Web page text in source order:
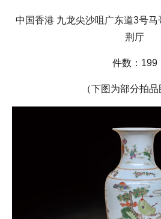
中国香港 九龙尖沙咀广东道3号
荆厅
件数：199
（下图为部分拍品